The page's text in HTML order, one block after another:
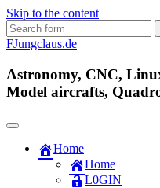
Skip to the content
Search
for:
FJungclaus.de
Astronomy, CNC,
Model aircrafts,
Home
Home
L​0​​GIN